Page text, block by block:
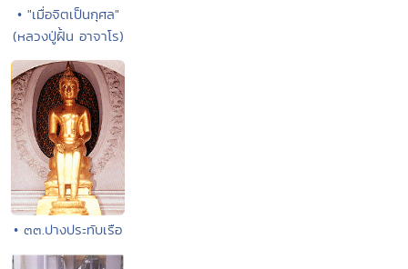
• "เมื่อจิตเป็นกุศล"
(หลวงปู่ฝั้น อาจาโร)
• ๓๓.ปางประทับเรือ